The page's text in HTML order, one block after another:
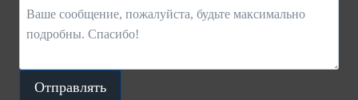
Отправлять